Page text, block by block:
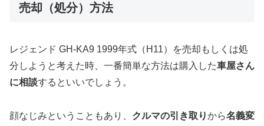
売却（処分）方法
レジェンド GH-KA9 1999年式（H11）を売却もしくは処
分しようと考えた時、一番簡単な方法は購入した車屋さん
に相談するといいでしょう。
顔なじみということもあり、 クルマの引き取りから名義変